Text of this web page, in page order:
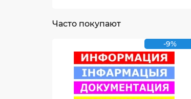
Часто покупают
-9%